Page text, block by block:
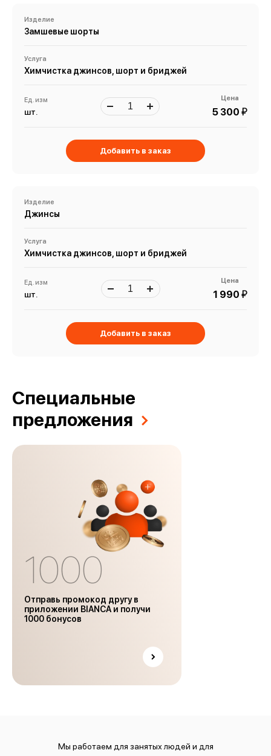
Изделие
Замшевые шорты
Услуга
Химчистка джинсов, шорт и бриджей
Ед. изм
шт.
Цена
5 300 й
Добавить в заказ
Изделие
Джинсы
Услуга
Химчистка джинсов, шорт и бриджей
Ед. изм
шт.
Цена
1 990 й
Добавить в заказ
Специальные
предложения
1000
Отправь промокод другу в
приложении BIANCA и получи
1000 бонусов
Мы работаем для занятых людей и для